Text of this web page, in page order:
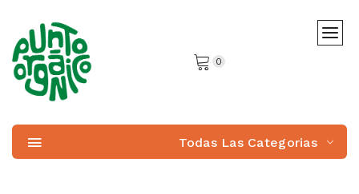
0
Todas Las Categorias